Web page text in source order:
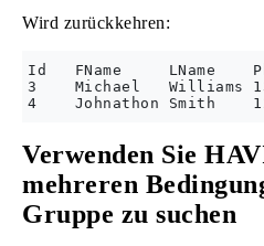
Wird zurückkehren:
Id   FName     LName
3    Michael   Williams
Verwenden Sie
mehreren
Gruppe zu suchen